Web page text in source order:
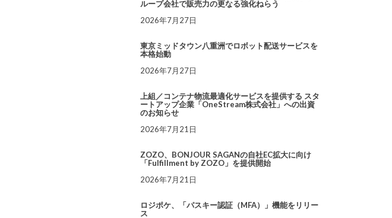
ループ会社で販売力の更なる強化ねらう
2026年7月27日
東京ミッドタウン八重洲でロボット配送サービスを
本格始動
2026年7月27日
上組／コンテナ物流最適化サービスを提供する スタ
ートアップ企業「OneStream株式会社」への出資
のお知らせ
2026年7月21日
ZOZO、BONJOUR SAGANの自社EC拡大に向け
「Fulfillment by ZOZO」を提供開始
2026年7月21日
ロジポケ、「パスキー認証（MFA）」機能をリリー
ス